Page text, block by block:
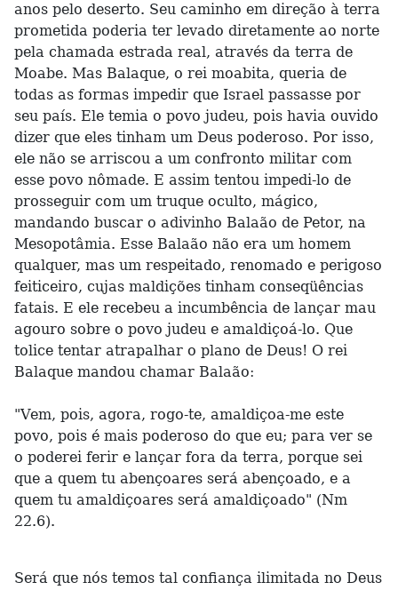
anos pelo deserto. Seu caminho em direção à terra
prometida poderia ter levado diretamente ao norte
pela chamada estrada real, através da terra de
Moabe. Mas Balaque, o rei moabita, queria de
todas as formas impedir que Israel passasse por
seu país. Ele temia o povo judeu, pois havia ouvido
dizer que eles tinham um Deus poderoso. Por isso,
ele não se arriscou a um confronto militar com
esse povo nômade. E assim tentou impedi-lo de
prosseguir com um truque oculto, mágico,
mandando buscar o adivinho Balaão de Petor, na
Mesopotâmia. Esse Balaão não era um homem
qualquer, mas um respeitado, renomado e perigoso
feiticeiro, cujas maldições tinham conseqüências
fatais. E ele recebeu a incumbência de lançar mau
agouro sobre o povo judeu e amaldiçoá-lo. Que
tolice tentar atrapalhar o plano de Deus! O rei
Balaque mandou chamar Balaão:
"Vem, pois, agora, rogo-te, amaldiçoa-me este
povo, pois é mais poderoso do que eu; para ver se
o poderei ferir e lançar fora da terra, porque sei
que a quem tu abençoares será abençoado, e a
quem tu amaldiçoares será amaldiçoado" (Nm
22.6).
Será que nós temos tal confiança ilimitada no Deus